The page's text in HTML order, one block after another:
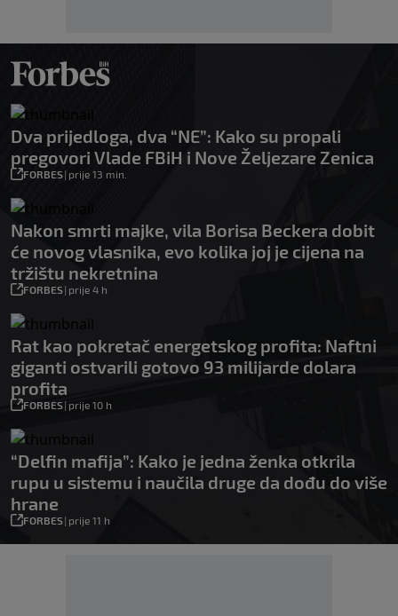
Dva prijedloga, dva “NE”: Kako su propali
pregovori Vlade FBiH i Nove Željezare Zenica
FORBES| prije 13 min.
Nakon smrti majke, vila Borisa Beckera dobit
će novog vlasnika, evo kolika joj je cijena na
tržištu nekretnina
FORBES| prije 4 h
Rat kao pokretač energetskog profita: Naftni
giganti ostvarili gotovo 93 milijarde dolara
profita
FORBES| prije 10 h
“Delfin mafija”: Kako je jedna ženka otkrila
rupu u sistemu i naučila druge da dođu do više
hrane
FORBES| prije 11 h